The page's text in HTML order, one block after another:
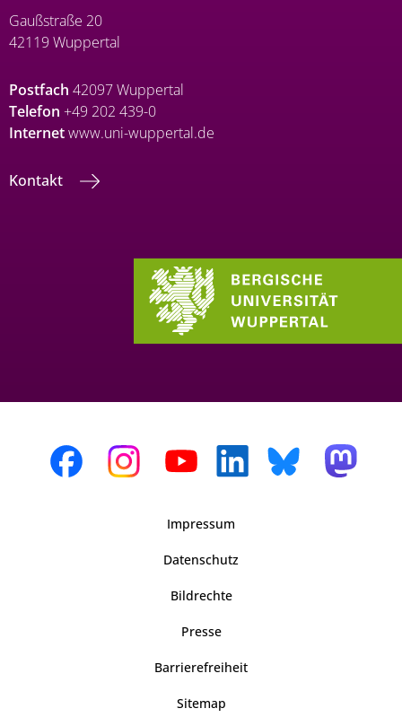
Gaußstraße 20
42119 Wuppertal
Postfach 42097 Wuppertal
Telefon +49 202 439-0
Internetwww.uni-wuppertal.de
Kontakt
Impressum
Datenschutz
Bildrechte
Presse
Barrierefreiheit
Sitemap